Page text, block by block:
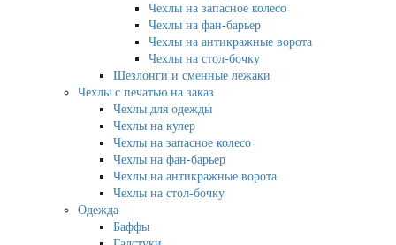
Чехлы на запасное колесо
Чехлы на фан-барьер
Чехлы на антикражные ворота
Чехлы на стол-бочку
Шезлонги и сменные лежаки
Чехлы с печатью на заказ
Чехлы для одежды
Чехлы на кулер
Чехлы на запасное колесо
Чехлы на фан-барьер
Чехлы на антикражные ворота
Чехлы на стол-бочку
Одежда
Баффы